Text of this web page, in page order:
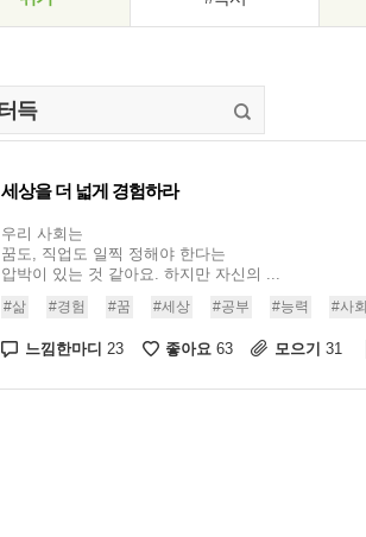
세상을 더 넓게 경험하라
우리 사회는
꿈도, 직업도 일찍 정해야 한다는
압박이 있는 것 같아요. 하지만 자신의 ...
#삶 #경험 #꿈 #세상 #공부 #능력 #사회
느낌한마디 23 좋아요 63 모으기 31